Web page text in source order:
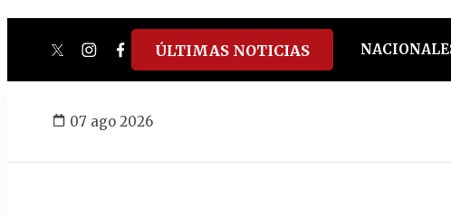
twitterinstagram
facebook
tiktokyoutube
spotify
ÚLTIMAS NOTICIAS
07 ago 2026